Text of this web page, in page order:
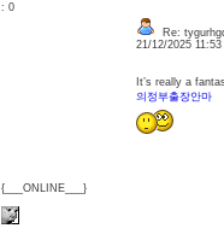
: 0
{___ONLINE___}
Re:
21/12/2025
It’s really a
의정부출장안마